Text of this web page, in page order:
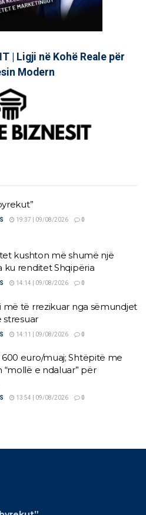
| Ligji në Kohë Reale për
Modern
19:37 | 09/08/2026 0
kushton më shumë një
ku renditet Shqipëria
14:14 | 09/08/2026 0
më të rrezikuar nga sëmundjet
stresuar
14:11 | 09/08/2026 0
euro/muaj; Shtëpitë me
“mollë e ndaluar” për
13:54 | 09/08/2026 0